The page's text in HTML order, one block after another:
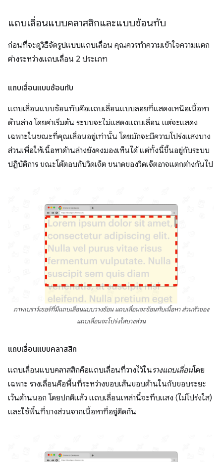
แถบเลื่อนแบบคลาสสิกและแบบซ้อนทับ
ก่อนที่จะดูวิธีจัดรูปแบบแถบเลื่อน คุณควรทำความเข้าใจความแตก
ต่างระหว่างแถบเลื่อน 2 ประเภท
แถบเลื่อนแบบซ้อนทับ
แถบเลื่อนแบบซ้อนทับคือแถบเลื่อนแบบลอยที่แสดงเหนือเนื้อหา
ด้านล่าง โดยค่าเริ่มต้น ระบบจะไม่แสดงแถบเลื่อน แต่จะแสดง
เฉพาะในขณะที่คุณเลื่อนอยู่เท่านั้น โดยมักจะมีความโปร่งแสงบาง
ส่วนเพื่อให้เนื้อหาด้านล่างยังคงมองเห็นได้ แต่ทั้งนี้ขึ้นอยู่กับระบบ
ปฏิบัติการ ขณะโต้ตอบกับวิดเจ็ต ขนาดของวิดเจ็ตอาจแตกต่างกันไป
ภาพเบราว์เซอร์ที่มีแถบเลื่อนแบบวางซ้อน แถบเลื่อนจะซ้อนทับเนื้อหา ส่วนหัวของ
แถบเลื่อนจะโปร่งใสบางส่วน
แถบเลื่อนแบบคลาสสิก
แถบเลื่อนแบบคลาสสิกคือแถบเลื่อนที่วางไว้ในรางแถบเลื่อนโดย
เฉพาะ รางเลื่อนคือพื้นที่ระหว่างขอบเส้นขอบด้านในกับขอบระยะ
เว้นด้านนอก โดยปกติแล้ว แถบเลื่อนเหล่านี้จะทึบแสง (ไม่โปร่งใส)
และใช้พื้นที่บางส่วนจากเนื้อหาที่อยู่ติดกัน